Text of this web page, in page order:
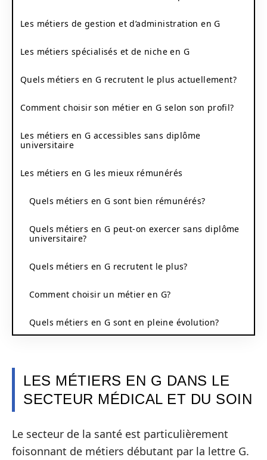
Les métiers de gestion et d’administration en G
Les métiers spécialisés et de niche en G
Quels métiers en G recrutent le plus actuellement?
Comment choisir son métier en G selon son profil?
Les métiers en G accessibles sans diplôme
universitaire
Les métiers en G les mieux rémunérés
Quels métiers en G sont bien rémunérés?
Quels métiers en G peut-on exercer sans diplôme
universitaire?
Quels métiers en G recrutent le plus?
Comment choisir un métier en G?
Quels métiers en G sont en pleine évolution?
LES MÉTIERS EN G DANS LE
SECTEUR MÉDICAL ET DU SOIN
Le secteur de la santé est particulièrement
foisonnant de métiers débutant par la lettre G.